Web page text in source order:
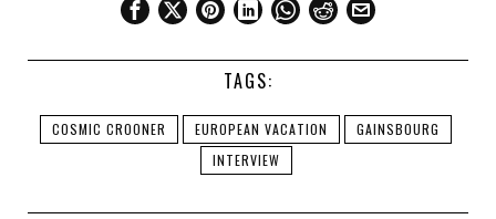
TAGS:
COSMIC CROONER EUROPEAN VACATION
GAINSBOURG
INTERVIEW